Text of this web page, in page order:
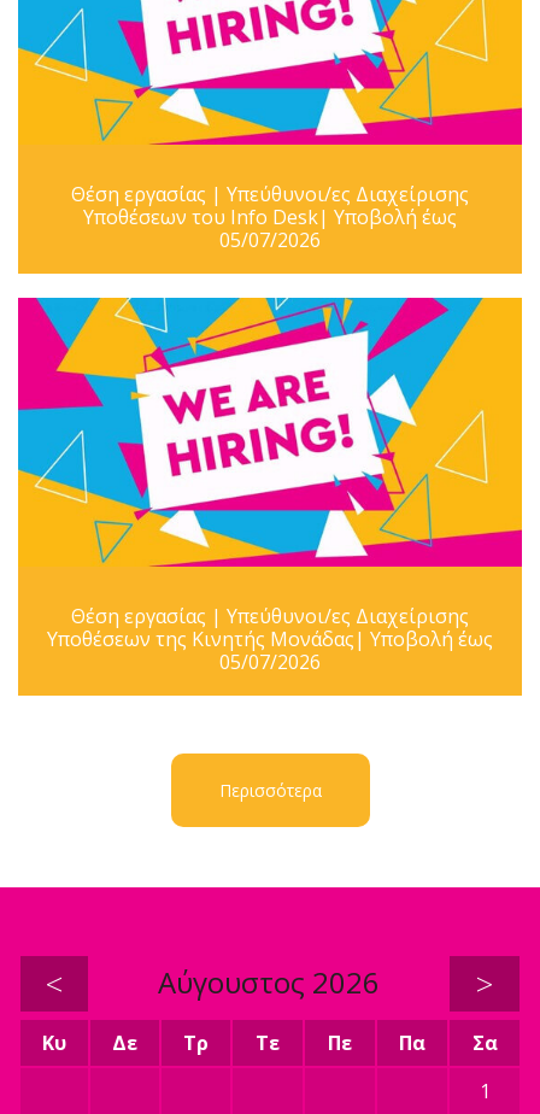
Θέση εργασίας | Υπεύθυνοι/ες Διαχείρισης
Υποθέσεων του Info Desk| Υποβολή έως
05/07/2026
Θέση εργασίας | Υπεύθυνοι/ες Διαχείρισης
Υποθέσεων της Κινητής Μονάδας| Υποβολή έως
05/07/2026
Περισσότερα
< Αύγουστος 2026 >
Κυ Δε Τρ Τε Πε Πα
Σα
1